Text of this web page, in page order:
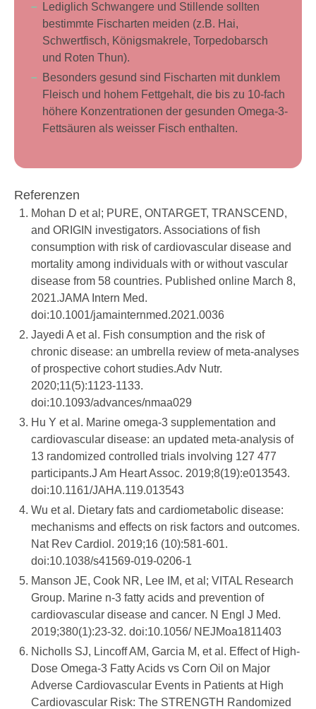
Lediglich Schwangere und Stillende sollten
bestimmte Fischarten meiden (z.B. Hai,
Schwertfisch, Königsmakrele, Torpedobarsch
und Roten Thun).
Besonders gesund sind Fischarten mit dunklem
Fleisch und hohem Fettgehalt, die bis zu 10-fach
höhere Konzentrationen der gesunden Omega-3-
Fettsäuren als weisser Fisch enthalten.
Referenzen
Mohan D et al; PURE, ONTARGET, TRANSCEND,
and ORIGIN investigators. Associations of fish
consumption with risk of cardiovascular disease and
mortality among individuals with or without vascular
disease from 58 countries. Published online March 8,
2021.JAMA Intern Med.
doi:10.1001/jamainternmed.2021.0036
Jayedi A et al. Fish consumption and the risk of
chronic disease: an umbrella review of meta-analyses
of prospective cohort studies.Adv Nutr.
2020;11(5):1123-1133.
doi:10.1093/advances/nmaa029
Hu Y et al. Marine omega-3 supplementation and
cardiovascular disease: an updated meta-analysis of
13 randomized controlled trials involving 127 477
participants.J Am Heart Assoc. 2019;8(19):e013543.
doi:10.1161/JAHA.119.013543
Wu et al. Dietary fats and cardiometabolic disease:
mechanisms and effects on risk factors and outcomes.
Nat Rev Cardiol. 2019;16 (10):581-601.
doi:10.1038/s41569-019-0206-1
Manson JE, Cook NR, Lee IM, et al; VITAL Research
Group. Marine n-3 fatty acids and prevention of
cardiovascular disease and cancer. N Engl J Med.
2019;380(1):23-32. doi:10.1056/ NEJMoa1811403
Nicholls SJ, Lincoff AM, Garcia M, et al. Effect of High-
Dose Omega-3 Fatty Acids vs Corn Oil on Major
Adverse Cardiovascular Events in Patients at High
Cardiovascular Risk: The STRENGTH Randomized